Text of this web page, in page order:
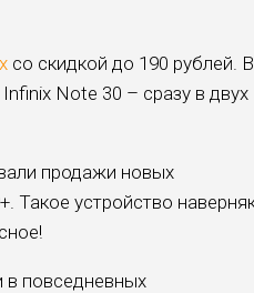
со скидкой до 190 рублей. В
Note 30 – сразу в двух
продажи новых
Такое устройство
в повседневных